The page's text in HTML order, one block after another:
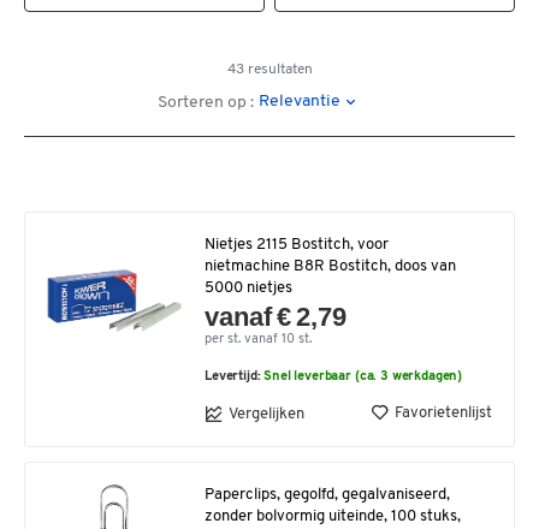
43 resultaten
Sorteren op : Relevantie
Nietjes 2115 Bostitch, voor
nietmachine B8R Bostitch, doos van
5000 nietjes
vanaf € 2,79
per st. vanaf 10 st.
Levertijd:Snel leverbaar (ca. 3 werkdagen)
Vergelijken Favorietenlijst
Paperclips, gegolfd, gegalvaniseerd,
zonder bolvormig uiteinde, 100 stuks,